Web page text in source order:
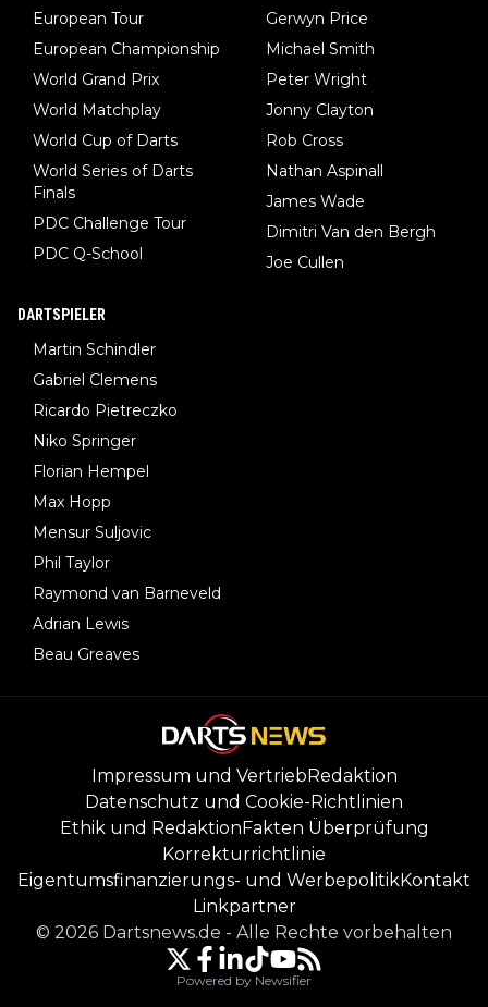
European Tour
European Championship
World Grand Prix
World Matchplay
World Cup of Darts
World Series of Darts
Finals
PDC Challenge Tour
PDC Q-School
Gerwyn Price
Michael Smith
Peter Wright
Jonny Clayton
Rob Cross
Nathan Aspinall
James Wade
Dimitri Van den Bergh
Joe Cullen
DARTSPIELER
Martin Schindler
Gabriel Clemens
Ricardo Pietreczko
Niko Springer
Florian Hempel
Max Hopp
Mensur Suljovic
Phil Taylor
Raymond van Barneveld
Adrian Lewis
Beau Greaves
Impressum und Vertrieb Redaktion
Datenschutz und Cookie-Richtlinien
Ethik und Redaktion Fakten Überprüfung
Korrekturrichtlinie
Eigentumsfinanzierungs- und WerbepolitikKontakt
Linkpartner
© 2026 Dartsnews.de - Alle Rechte vorbehalten
Powered by Newsifier